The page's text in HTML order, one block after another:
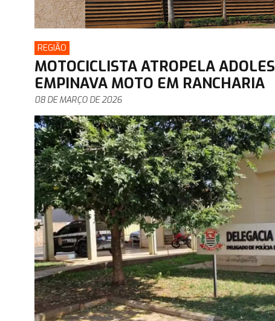
REGIÃO
MOTOCICLISTA ATROPELA
EMPINAVA MOTO EM RANCHARIA
08 DE MARÇO DE 2026